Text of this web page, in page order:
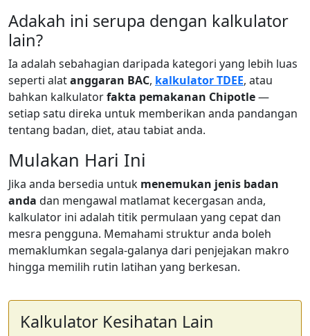
Adakah ini serupa dengan kalkulator
lain?
Ia adalah sebahagian daripada kategori yang lebih luas
seperti alatanggaran BAC, kalkulator TDEE, atau
bahkan kalkulatorfakta pemakanan Chipotle—
setiap satu direka untuk memberikan anda pandangan
tentang badan, diet, atau tabiat anda.
Mulakan Hari Ini
Jika anda bersedia untuk menemukan jenis badan
anda dan mengawal matlamat kecergasan anda,
kalkulator ini adalah titik permulaan yang cepat dan
mesra pengguna. Memahami struktur anda boleh
memaklumkan segala-galanya dari penjejakan makro
hingga memilih rutin latihan yang berkesan.
Kalkulator Kesihatan Lain